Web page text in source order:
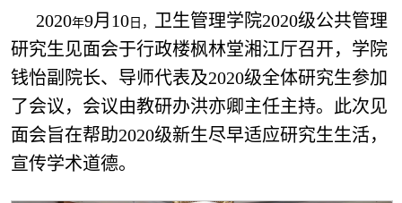
2020年9月10日，
卫生管理学院2020级公共管理
研究生见面会于行政楼枫林堂湘江厅召开，学院
钱怡副院长、导师代表及2020级全体研究生参加
了会议，会议由教研办洪亦卿主任主持。此次见
面会旨在帮助2020级新生尽早适应研究生生活，
宣传学术道德。